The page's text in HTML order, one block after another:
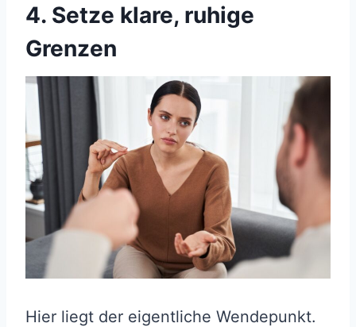
4. Setze klare, ruhige
Grenzen
Hier liegt der eigentliche Wendepunkt.